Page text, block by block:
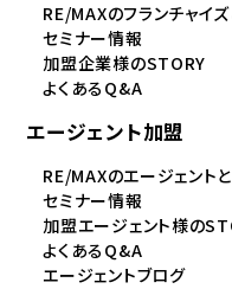
RE/MAXのフランチャイ
セミナー情報
加盟企業様のSTORY
よくあるQ&A
エージェント加盟
RE/MAXのエージェント
セミナー情報
加盟エージェント様の
よくあるQ&A
エージェントブログ